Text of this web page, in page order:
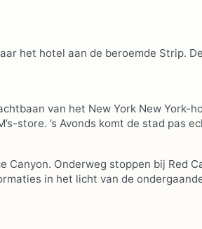
het hotel aan de beroemde Strip.
van het New York New York-
store. ’s Avonds komt de stad pas
Onderweg stoppen bij Red
in het licht van de